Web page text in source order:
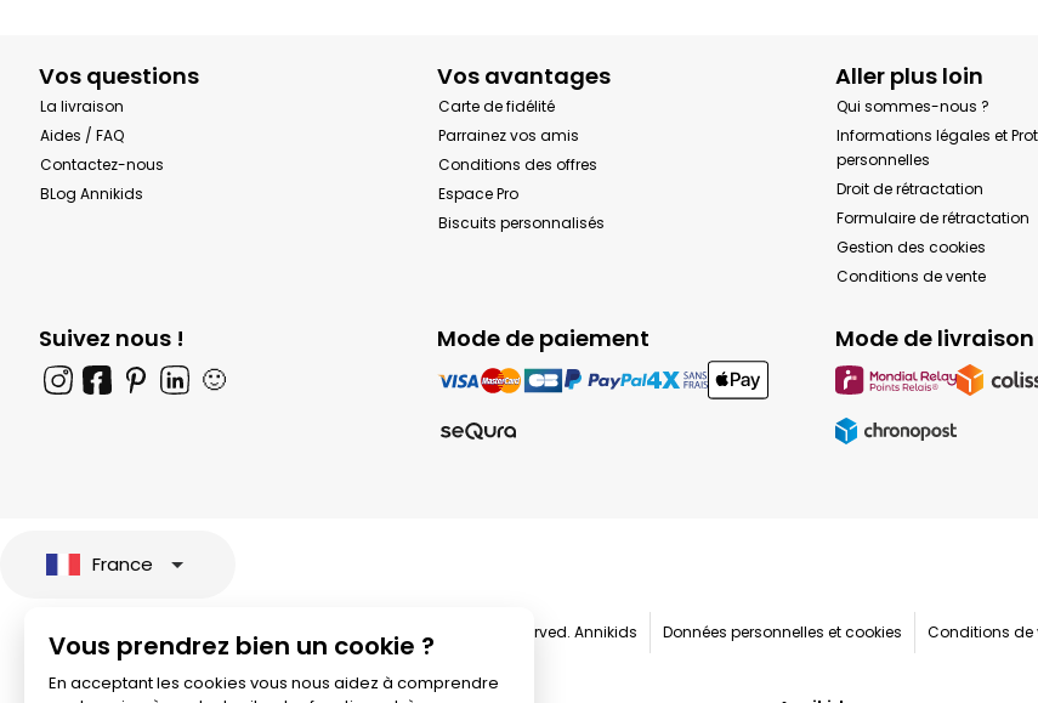
Vos questions
La livraison
Aides / FAQ
Contactez-nous
BLog Annikids
Vos avantages
Carte de fidélité
Parrainez vos amis
Conditions des offres
Espace Pro
Biscuits personnalisés
Aller plus loin
Qui sommes-nous ?
Informations légales et
personnelles
Droit de rétractation
Formulaire de rétractation
Gestion des cookies
Conditions de vente
Suivez nous !
🙂
Mode de paiement Mode de livraison
Vous prendrez bien un cookie ?
En acceptant les cookies vous nous aidez à comprendre
France
© 2026 All rights reserved. Annikids Données personnelles et cookies Conditions de